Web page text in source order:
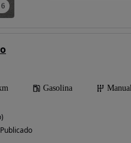
6
Gasolina Manual